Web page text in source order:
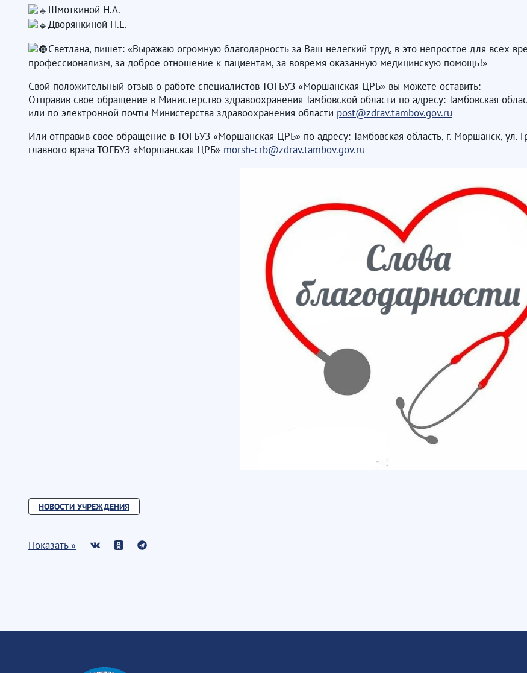
Шмоткиной Н.А.
Дворянкиной Н.Е.
Светлана, пишет: «Выражаю огромную благодарность за Ваш нелегкий труд, в это непростое для всех
профессионализм, за доброе отношение к пациентам, за вовремя оказанную медицинскую помощь!»
Свой положительный отзыв о работе специалистов ТОГБУЗ «Моршанская ЦРБ» вы можете оставить:
Отправив свое обращение в Министерство здравоохранения Тамбовской области по адресу: Тамбовская
или по электронной почты Министерства здравоохранения области post@zdrav.tambov.gov.ru
Или отправив свое обращение в ТОГБУЗ «Моршанская ЦРБ» по адресу: Тамбовская область, г. Моршанск, ул.
главного врача ТОГБУЗ «Моршанская ЦРБ» morsh-crb@zdrav.tambov.gov.ru
НОВОСТИ УЧРЕЖДЕНИЯ
Показать »